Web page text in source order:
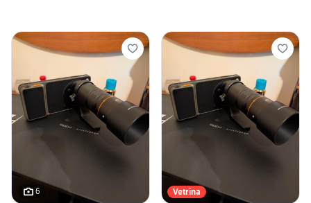
6 Vetrina